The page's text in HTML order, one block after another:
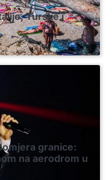
Turske i
granice:
na aerodrom u